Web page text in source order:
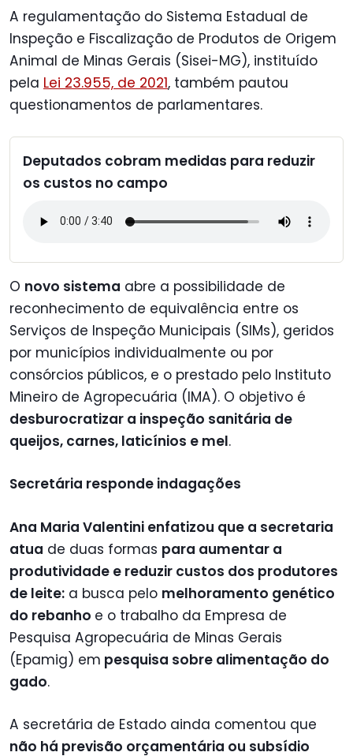
A regulamentação do Sistema Estadual de
Inspeção e Fiscalização de Produtos de Origem
Animal de Minas Gerais (Sisei-MG), instituído
pela Lei 23.955, de 2021, também pautou
questionamentos de parlamentares.
Deputados cobram medidas para reduzir
os custos no campo
O novo sistema abre a possibilidade de
reconhecimento de equivalência entre os
Serviços de Inspeção Municipais (SIMs), geridos
por municípios individualmente ou por
consórcios públicos, e o prestado pelo Instituto
Mineiro de Agropecuária (IMA). O objetivo é
desburocratizar a inspeção sanitária de
queijos, carnes, laticínios e mel.
Secretária responde indagações
Ana Maria Valentini enfatizou que a secretaria
atua de duas formas para aumentar a
produtividade e reduzir custos dos produtores
de leite: a busca pelo melhoramento genético
do rebanho e o trabalho da Empresa de
Pesquisa Agropecuária de Minas Gerais
(Epamig) em pesquisa sobre alimentação do
gado.
A secretária de Estado ainda comentou que
não há previsão orçamentária ou subsídio